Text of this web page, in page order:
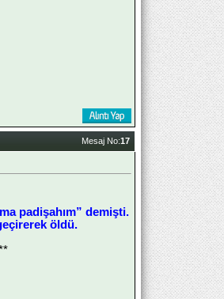
Mesaj No:17
padişahım” demişti.
öldü.